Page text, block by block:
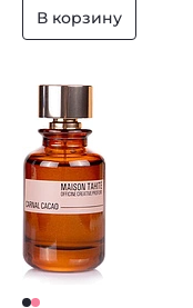
В корзину